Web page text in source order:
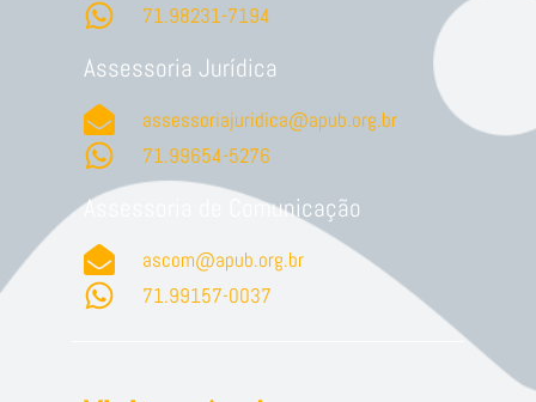
71.98231-7194
Assessoria Jurídica
assessoriajuridica@apub.org.br
71.99654-5276
Assessoria de Comunicação
ascom@apub.org.br
71.99157-0037